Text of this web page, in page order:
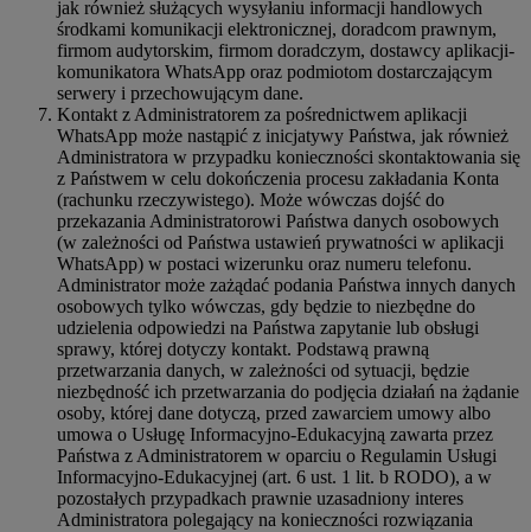
jak również służących wysyłaniu informacji handlowych
środkami komunikacji elektronicznej, doradcom prawnym,
firmom audytorskim, firmom doradczym, dostawcy aplikacji-
komunikatora WhatsApp oraz podmiotom dostarczającym
serwery i przechowującym dane.
Kontakt z Administratorem za pośrednictwem aplikacji
WhatsApp może nastąpić z inicjatywy Państwa, jak również
Administratora w przypadku konieczności skontaktowania się
z Państwem w celu dokończenia procesu zakładania Konta
(rachunku rzeczywistego). Może wówczas dojść do
przekazania Administratorowi Państwa danych osobowych
(w zależności od Państwa ustawień prywatności w aplikacji
WhatsApp) w postaci wizerunku oraz numeru telefonu.
Administrator może zażądać podania Państwa innych danych
osobowych tylko wówczas, gdy będzie to niezbędne do
udzielenia odpowiedzi na Państwa zapytanie lub obsługi
sprawy, której dotyczy kontakt. Podstawą prawną
przetwarzania danych, w zależności od sytuacji, będzie
niezbędność ich przetwarzania do podjęcia działań na żądanie
osoby, której dane dotyczą, przed zawarciem umowy albo
umowa o Usługę Informacyjno-Edukacyjną zawarta przez
Państwa z Administratorem w oparciu o Regulamin Usługi
Informacyjno-Edukacyjnej (art. 6 ust. 1 lit. b RODO), a w
pozostałych przypadkach prawnie uzasadniony interes
Administratora polegający na konieczności rozwiązania